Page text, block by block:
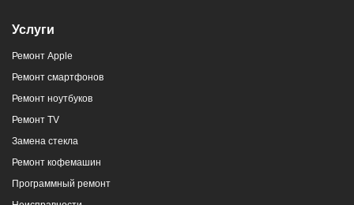
г. Новороссийск, ул. Героев Десантников,
2/4
8 (964) 914-44-74
Услуги
Ремонт Apple
Ремонт смартфонов
Ремонт ноутбуков
Ремонт TV
Замена стекла
Ремонт кофемашин
Программный ремонт